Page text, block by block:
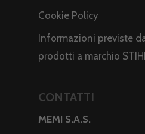
Cookie Policy
Informazioni previste
prodotti a marchio
CONTATTI
MEMI S.A.S.